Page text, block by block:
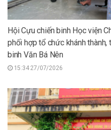
Hội Cựu chiến binh Học viện
phối hợp tổ chức khánh
binh Văn Bá Nên
15:34 27/07/2026